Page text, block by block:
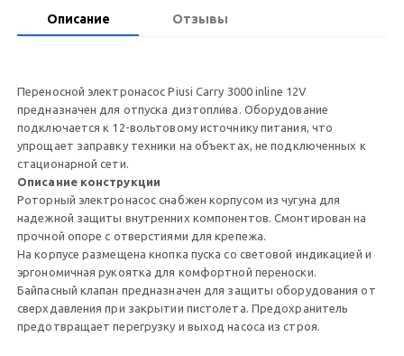
Описание Отзывы
Переносной электронасос Piusi Carry 3000 inline 12V
предназначен для отпуска дизтоплива. Оборудование
подключается к 12-вольтовому источнику питания, что
упрощает заправку техники на объектах, не подключенных к
стационарной сети.
Описание конструкции
Роторный электронасос снабжен корпусом из чугуна для
надежной защиты внутренних компонентов. Смонтирован на
прочной опоре с отверстиями для крепежа.
На корпусе размещена кнопка пуска со световой индикацией и
эргономичная рукоятка для комфортной переноски.
Байпасный клапан предназначен для защиты оборудования от
сверхдавления при закрытии пистолета. Предохранитель
предотвращает перегрузку и выход насоса из строя.